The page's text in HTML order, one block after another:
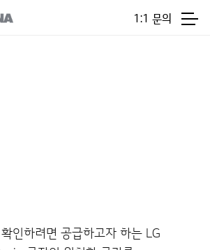
1:1 문의
인하려면 공급하고자 하는 LG